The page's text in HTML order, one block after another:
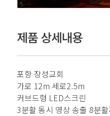
제품 상세내용
포항 장성교회
가로 12m 세로2.5m
커브드형 LED스크린
3분활 동시 영상 송출 8분